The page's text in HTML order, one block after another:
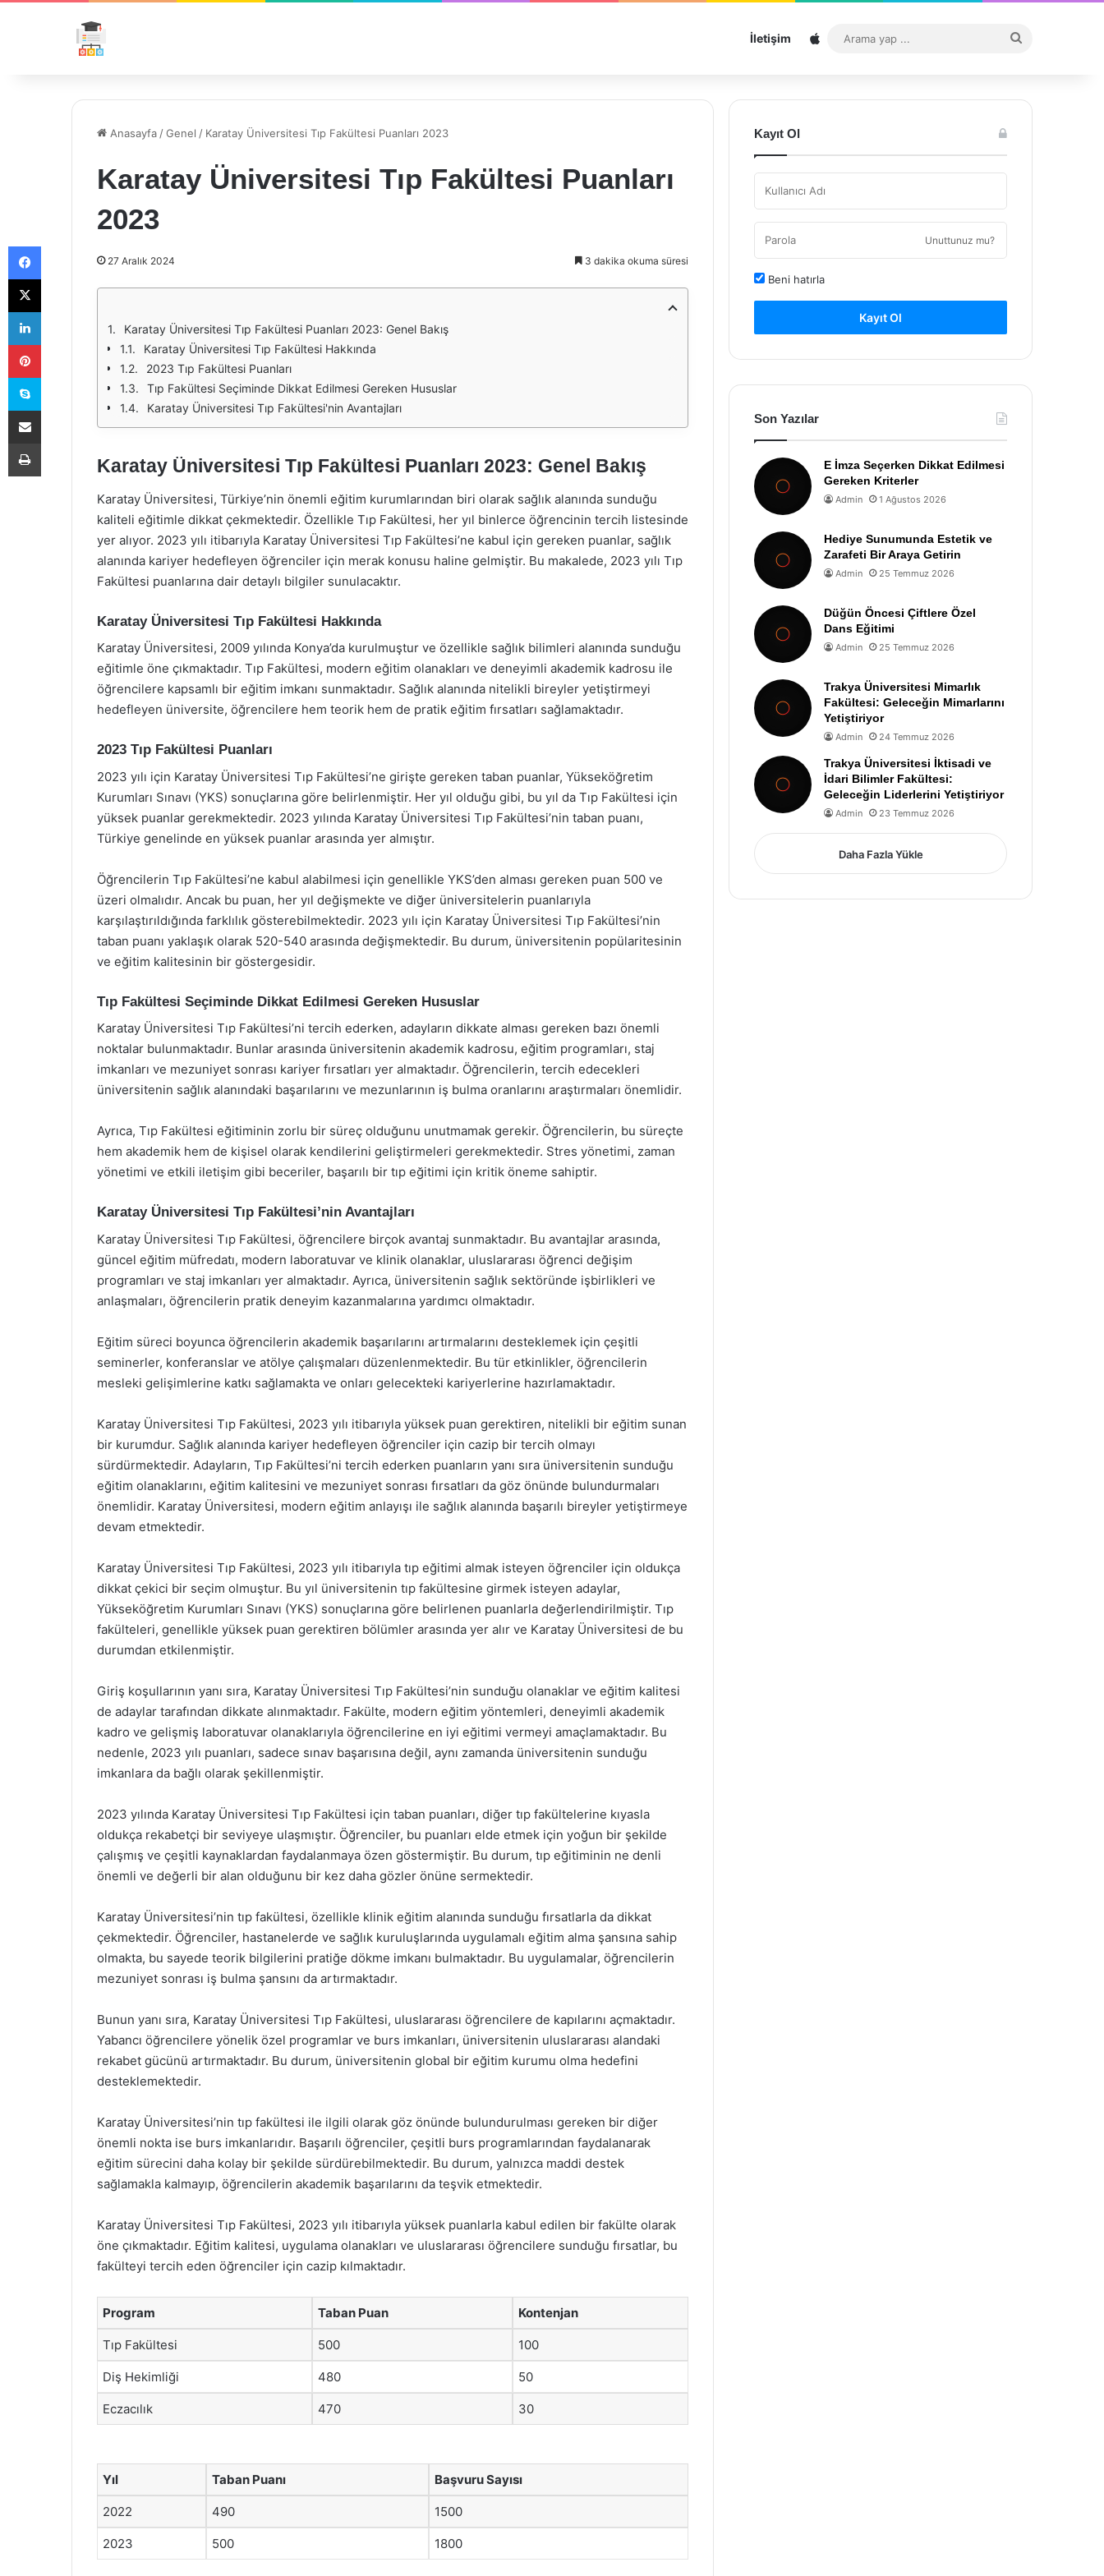
İletişim Sitemap
...
Anasayfa /Genel / Karatay Üniversitesi Tıp Fakültesi Puanları 2023
Karatay Üniversitesi Tıp Fakültesi Puanları
2023
27 Aralık 2024 3 dakika okuma süresi
Karatay Üniversitesi Tıp Fakültesi Puanları 2023: Genel Bakış
Karatay Üniversitesi Tıp Fakültesi Hakkında
2023 Tıp Fakültesi Puanları
Tıp Fakültesi Seçiminde Dikkat Edilmesi Gereken Hususlar
Karatay Üniversitesi Tıp Fakültesi'nin Avantajları
Karatay Üniversitesi Tıp Fakültesi Puanları 2023: Genel Bakış
Karatay Üniversitesi, Türkiye’nin önemli eğitim kurumlarından biri olarak sağlık alanında sunduğu
kaliteli eğitimle dikkat çekmektedir. Özellikle Tıp Fakültesi, her yıl binlerce öğrencinin tercih listesinde
yer alıyor. 2023 yılı itibarıyla Karatay Üniversitesi Tıp Fakültesi’ne kabul için gereken puanlar, sağlık
alanında kariyer hedefleyen öğrenciler için merak konusu haline gelmiştir. Bu makalede, 2023 yılı Tıp
Fakültesi puanlarına dair detaylı bilgiler sunulacaktır.
Karatay Üniversitesi Tıp Fakültesi Hakkında
Karatay Üniversitesi, 2009 yılında Konya’da kurulmuştur ve özellikle sağlık bilimleri alanında sunduğu
eğitimle öne çıkmaktadır. Tıp Fakültesi, modern eğitim olanakları ve deneyimli akademik kadrosu ile
öğrencilere kapsamlı bir eğitim imkanı sunmaktadır. Sağlık alanında nitelikli bireyler yetiştirmeyi
hedefleyen üniversite, öğrencilere hem teorik hem de pratik eğitim fırsatları sağlamaktadır.
2023 Tıp Fakültesi Puanları
2023 yılı için Karatay Üniversitesi Tıp Fakültesi’ne girişte gereken taban puanlar, Yükseköğretim
Kurumları Sınavı (YKS) sonuçlarına göre belirlenmiştir. Her yıl olduğu gibi, bu yıl da Tıp Fakültesi için
yüksek puanlar gerekmektedir. 2023 yılında Karatay Üniversitesi Tıp Fakültesi’nin taban puanı,
Türkiye genelinde en yüksek puanlar arasında yer almıştır.
Öğrencilerin Tıp Fakültesi’ne kabul alabilmesi için genellikle YKS’den alması gereken puan 500 ve
üzeri olmalıdır. Ancak bu puan, her yıl değişmekte ve diğer üniversitelerin puanlarıyla
karşılaştırıldığında farklılık gösterebilmektedir. 2023 yılı için Karatay Üniversitesi Tıp Fakültesi’nin
taban puanı yaklaşık olarak 520-540 arasında değişmektedir. Bu durum, üniversitenin popülaritesinin
ve eğitim kalitesinin bir göstergesidir.
Tıp Fakültesi Seçiminde Dikkat Edilmesi Gereken Hususlar
Karatay Üniversitesi Tıp Fakültesi’ni tercih ederken, adayların dikkate alması gereken bazı önemli
noktalar bulunmaktadır. Bunlar arasında üniversitenin akademik kadrosu, eğitim programları, staj
imkanları ve mezuniyet sonrası kariyer fırsatları yer almaktadır. Öğrencilerin, tercih edecekleri
üniversitenin sağlık alanındaki başarılarını ve mezunlarının iş bulma oranlarını araştırmaları önemlidir.
Ayrıca, Tıp Fakültesi eğitiminin zorlu bir süreç olduğunu unutmamak gerekir. Öğrencilerin, bu süreçte
hem akademik hem de kişisel olarak kendilerini geliştirmeleri gerekmektedir. Stres yönetimi, zaman
yönetimi ve etkili iletişim gibi beceriler, başarılı bir tıp eğitimi için kritik öneme sahiptir.
Karatay Üniversitesi Tıp Fakültesi’nin Avantajları
Karatay Üniversitesi Tıp Fakültesi, öğrencilere birçok avantaj sunmaktadır. Bu avantajlar arasında,
güncel eğitim müfredatı, modern laboratuvar ve klinik olanaklar, uluslararası öğrenci değişim
programları ve staj imkanları yer almaktadır. Ayrıca, üniversitenin sağlık sektöründe işbirlikleri ve
anlaşmaları, öğrencilerin pratik deneyim kazanmalarına yardımcı olmaktadır.
Eğitim süreci boyunca öğrencilerin akademik başarılarını artırmalarını desteklemek için çeşitli
seminerler, konferanslar ve atölye çalışmaları düzenlenmektedir. Bu tür etkinlikler, öğrencilerin
mesleki gelişimlerine katkı sağlamakta ve onları gelecekteki kariyerlerine hazırlamaktadır.
Karatay Üniversitesi Tıp Fakültesi, 2023 yılı itibarıyla yüksek puan gerektiren, nitelikli bir eğitim sunan
bir kurumdur. Sağlık alanında kariyer hedefleyen öğrenciler için cazip bir tercih olmayı
sürdürmektedir. Adayların, Tıp Fakültesi’ni tercih ederken puanların yanı sıra üniversitenin sunduğu
eğitim olanaklarını, eğitim kalitesini ve mezuniyet sonrası fırsatları da göz önünde bulundurmaları
önemlidir. Karatay Üniversitesi, modern eğitim anlayışı ile sağlık alanında başarılı bireyler yetiştirmeye
devam etmektedir.
Karatay Üniversitesi Tıp Fakültesi, 2023 yılı itibarıyla tıp eğitimi almak isteyen öğrenciler için oldukça
dikkat çekici bir seçim olmuştur. Bu yıl üniversitenin tıp fakültesine girmek isteyen adaylar,
Yükseköğretim Kurumları Sınavı (YKS) sonuçlarına göre belirlenen puanlarla değerlendirilmiştir. Tıp
fakülteleri, genellikle yüksek puan gerektiren bölümler arasında yer alır ve Karatay Üniversitesi de bu
durumdan etkilenmiştir.
Giriş koşullarının yanı sıra, Karatay Üniversitesi Tıp Fakültesi’nin sunduğu olanaklar ve eğitim kalitesi
de adaylar tarafından dikkate alınmaktadır. Fakülte, modern eğitim yöntemleri, deneyimli akademik
kadro ve gelişmiş laboratuvar olanaklarıyla öğrencilerine en iyi eğitimi vermeyi amaçlamaktadır. Bu
nedenle, 2023 yılı puanları, sadece sınav başarısına değil, aynı zamanda üniversitenin sunduğu
imkanlara da bağlı olarak şekillenmiştir.
2023 yılında Karatay Üniversitesi Tıp Fakültesi için taban puanları, diğer tıp fakültelerine kıyasla
oldukça rekabetçi bir seviyeye ulaşmıştır. Öğrenciler, bu puanları elde etmek için yoğun bir şekilde
çalışmış ve çeşitli kaynaklardan faydalanmaya özen göstermiştir. Bu durum, tıp eğitiminin ne denli
önemli ve değerli bir alan olduğunu bir kez daha gözler önüne sermektedir.
Karatay Üniversitesi’nin tıp fakültesi, özellikle klinik eğitim alanında sunduğu fırsatlarla da dikkat
çekmektedir. Öğrenciler, hastanelerde ve sağlık kuruluşlarında uygulamalı eğitim alma şansına sahip
olmakta, bu sayede teorik bilgilerini pratiğe dökme imkanı bulmaktadır. Bu uygulamalar, öğrencilerin
mezuniyet sonrası iş bulma şansını da artırmaktadır.
Bunun yanı sıra, Karatay Üniversitesi Tıp Fakültesi, uluslararası öğrencilere de kapılarını açmaktadır.
Yabancı öğrencilere yönelik özel programlar ve burs imkanları, üniversitenin uluslararası alandaki
rekabet gücünü artırmaktadır. Bu durum, üniversitenin global bir eğitim kurumu olma hedefini
desteklemektedir.
Karatay Üniversitesi’nin tıp fakültesi ile ilgili olarak göz önünde bulundurulması gereken bir diğer
önemli nokta ise burs imkanlarıdır. Başarılı öğrenciler, çeşitli burs programlarından faydalanarak
eğitim sürecini daha kolay bir şekilde sürdürebilmektedir. Bu durum, yalnızca maddi destek
sağlamakla kalmayıp, öğrencilerin akademik başarılarını da teşvik etmektedir.
Karatay Üniversitesi Tıp Fakültesi, 2023 yılı itibarıyla yüksek puanlarla kabul edilen bir fakülte olarak
öne çıkmaktadır. Eğitim kalitesi, uygulama olanakları ve uluslararası öğrencilere sunduğu fırsatlar, bu
fakülteyi tercih eden öğrenciler için cazip kılmaktadır.
Program Taban Puan Kontenjan
Tıp Fakültesi 500 100
Diş Hekimliği 480 50
Eczacılık 470 30
Yıl Taban Puanı Başvuru Sayısı
2022 490 1500
2023 500 1800
Kayıt Ol
Unuttunuz mu?
Beni hatırla
Kayıt Ol
Son Yazılar
E İmza Seçerken Dikkat Edilmesi
Gereken Kriterler
Admin 1 Ağustos 2026
Hediye Sunumunda Estetik ve
Zarafeti Bir Araya Getirin
Admin 25 Temmuz 2026
Düğün Öncesi Çiftlere Özel
Dans Eğitimi
Admin 25 Temmuz 2026
Trakya Üniversitesi Mimarlık
Fakültesi: Geleceğin Mimarlarını
Yetiştiriyor
Admin 24 Temmuz 2026
Trakya Üniversitesi İktisadi ve
İdari Bilimler Fakültesi:
Geleceğin Liderlerini Yetiştiriyor
Admin 23 Temmuz 2026
Daha Fazla Yükle
Facebook
X
LinkedIn
Pinterest
Skype
E-Posta ile paylaş